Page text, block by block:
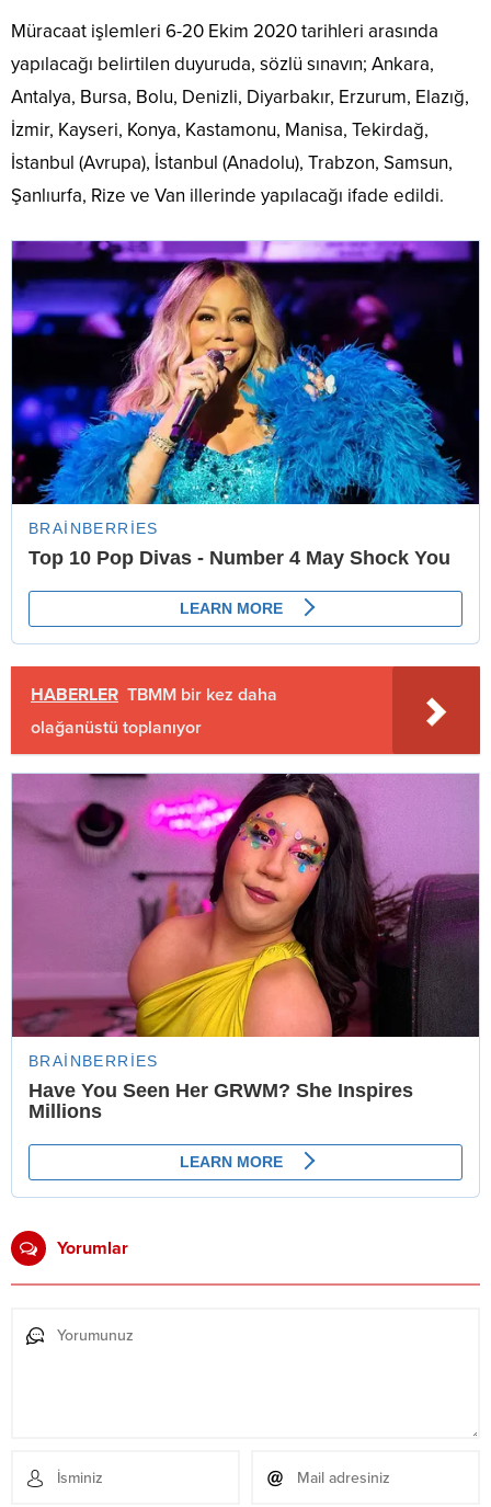
Müracaat işlemleri 6-20 Ekim 2020 tarihleri arasında
yapılacağı belirtilen duyuruda, sözlü sınavın; Ankara,
Antalya, Bursa, Bolu, Denizli, Diyarbakır, Erzurum, Elazığ,
İzmir, Kayseri, Konya, Kastamonu, Manisa, Tekirdağ,
İstanbul (Avrupa), İstanbul (Anadolu), Trabzon, Samsun,
Şanlıurfa, Rize ve Van illerinde yapılacağı ifade edildi.
HABERLER TBMM bir kez daha
olağanüstü toplanıyor
Yorumlar